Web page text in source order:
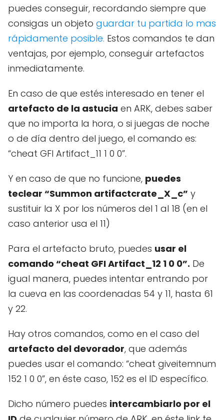
puedes conseguir, recordando siempre que
consigas un objeto guardar tu partida lo mas
rápidamente posible. Estos comandos te dan
ventajas, por ejemplo, conseguir artefactos
inmediatamente.
En caso de que estés interesado en tener el
artefacto de la astucia en ARK, debes saber
que no importa la hora, o si juegas de noche
o de día dentro del juego, el comando es:
“cheat GFI Artifact_11 1 0 0”.
Y en caso de que no funcione, puedes
teclear “Summon artifactcrate_X_c” y
sustituir la X por los números del 1 al 18 (en el
caso anterior usa el 11)
Para el artefacto bruto, puedes usar el
comando “cheat GFI Artifact_12 1 0 0”. De
igual manera, puedes intentar entrando por
la cueva en las coordenadas 54 y 11, hasta 61
y 22.
Hay otros comandos, como en el caso del
artefacto del devorador, que además
puedes usar el comando: “cheat giveitemnum
152 1 0 0”, en éste caso, 152 es el ID específico.
Dicho número puedes intercambiarlo por el